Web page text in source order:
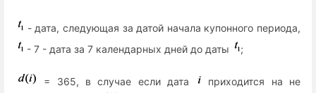
- дата, следующая за датой начала купонного периода,
- 7 - дата за 7 календарных дней до даты
;
= 365, в случае если дата
приходится на не